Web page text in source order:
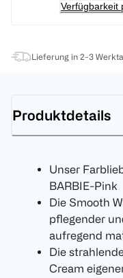
Verfügbarkeit
Lieferung in 2-3
Produktdetails
Unser
BARBIE-Pink
Die Smooth
pflegender
aufregend
Die
Cream